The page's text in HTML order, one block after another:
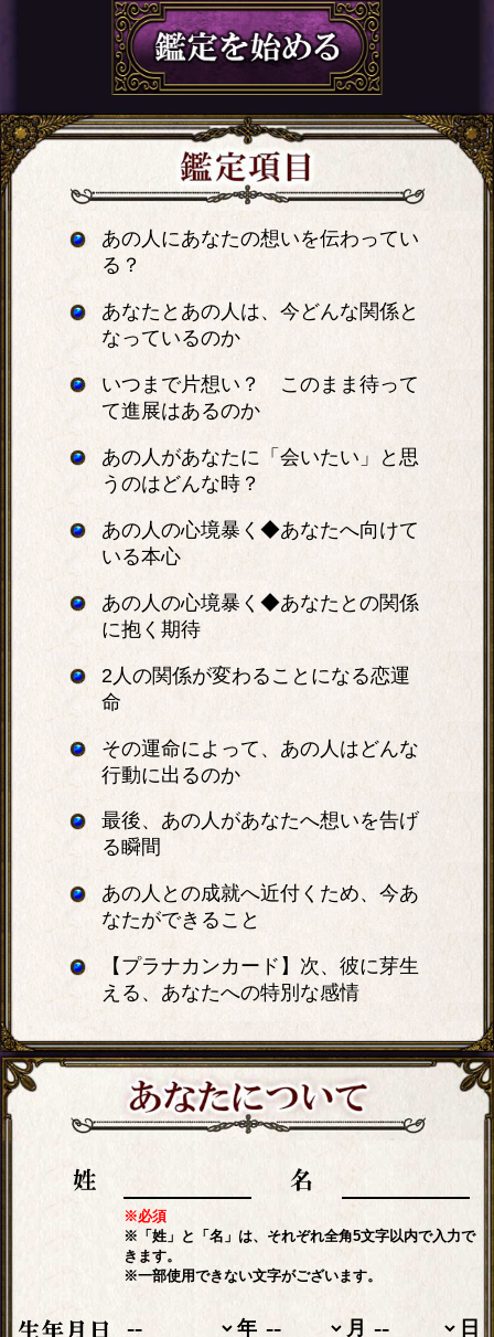
あの人にあなたの想いを伝わってい
る？
あなたとあの人は、今どんな関係と
なっているのか
いつまで片想い？ このまま待って
て進展はあるのか
あの人があなたに「会いたい」と思
うのはどんな時？
あの人の心境暴く◆あなたへ向けて
いる本心
あの人の心境暴く◆あなたとの関係
に抱く期待
2人の関係が変わることになる恋運
命
その運命によって、あの人はどんな
行動に出るのか
最後、あの人があなたへ想いを告げ
る瞬間
あの人との成就へ近付くため、今あ
なたができること
【プラナカンカード】次、彼に芽生
える、あなたへの特別な感情
※必須
※「姓」と「名」は、それぞれ全角5文字以内で入力で
きます。
※一部使用できない文字がございます。
年 月 日